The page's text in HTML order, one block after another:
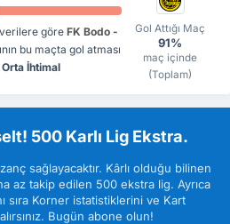
göre FK Bodo -
bu maçta gol atması
Orta İhtimal
Gol Attığı Maç
91%
maç içinde
(Toplam)
500 Karlı Lig Ekstra.
sağlayacaktır. Kârlı olduğu bilinen
az takip edilen 500 ekstra lig. Ayrıca
sıra Korner istatistiklerini ve Kart
Bugün abone olun!